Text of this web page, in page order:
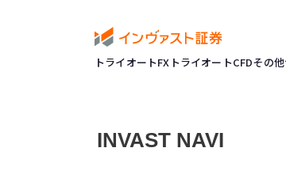
トライオートFX トライオートCFDその
INVAST NAVI